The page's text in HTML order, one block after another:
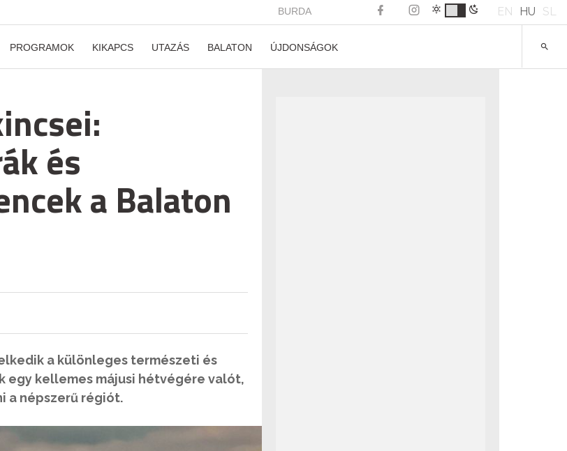
BURDA EN HU SL
PROGRAMOK KIKAPCS UTAZÁS BALATON ÚJDONSÁGOK
és
a Balaton
a különleges természeti és
kellemes májusi hétvégére valót,
a népszerű régiót.